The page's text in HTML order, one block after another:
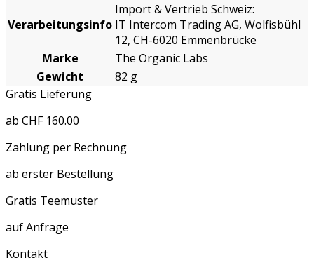
Verarbeitungsinfo
Import & Vertrieb Schweiz:
IT Intercom Trading AG, Wolfisbühl
12, CH-6020 Emmenbrücke
Marke
The Organic Labs
Gewicht
82 g
Gratis Lieferung
ab CHF 160.00
Zahlung per Rechnung
ab erster Bestellung
Gratis Teemuster
auf Anfrage
Kontakt